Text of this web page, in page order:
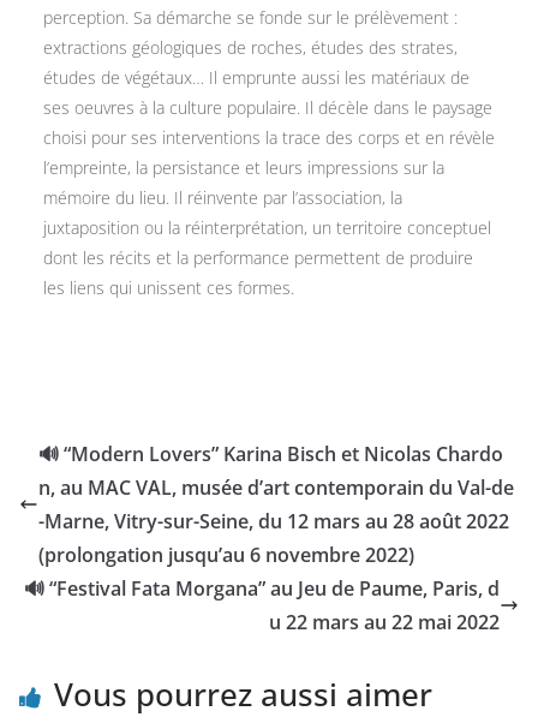
perception. Sa démarche se fonde sur le prélèvement :
extractions géologiques de roches, études des strates,
études de végétaux… Il emprunte aussi les matériaux de
ses oeuvres à la culture populaire. Il décèle dans le paysage
choisi pour ses interventions la trace des corps et en révèle
l’empreinte, la persistance et leurs impressions sur la
mémoire du lieu. Il réinvente par l’association, la
juxtaposition ou la réinterprétation, un territoire conceptuel
dont les récits et la performance permettent de produire
les liens qui unissent ces formes.
🔊 “Modern Lovers” Karina Bisch et Nicolas Chardo
n, au MAC VAL, musée d’art contemporain du Val-de
-Marne, Vitry-sur-Seine, du 12 mars au 28 août 2022
(prolongation jusqu’au 6 novembre 2022)
🔊 “Festival Fata Morgana” au Jeu de Paume, Paris, d
u 22 mars au 22 mai 2022
Vous pourrez aussi aimer